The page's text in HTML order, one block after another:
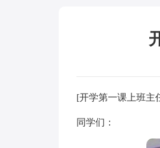
[开学第一课上班主
同学们：